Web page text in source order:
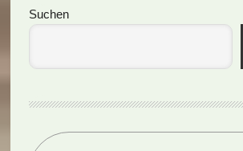
Seitenspalte
Suchen